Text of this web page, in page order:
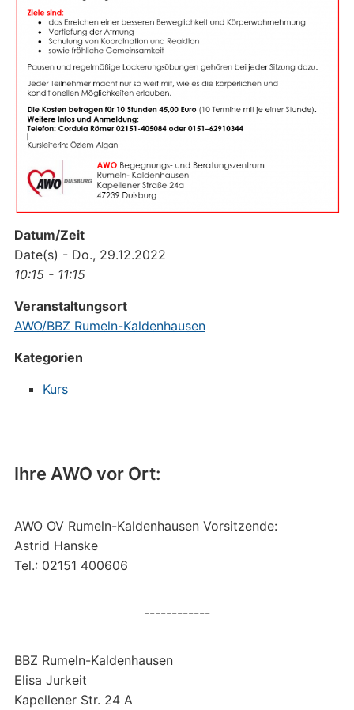
Ihre AWO vor Ort:
AWO OV Rumeln-Kaldenhausen Vorsitzende:
Astrid Hanske
Tel.: 02151 400606
------------
BBZ Rumeln-Kaldenhausen
Elisa Jurkeit
Kapellener Str. 24 A
Datum/Zeit
Date(s) - Do., 29.12.2022
10:15 - 11:15
Veranstaltungsort
AWO/BBZ Rumeln-Kaldenhausen
Kategorien
Kurs